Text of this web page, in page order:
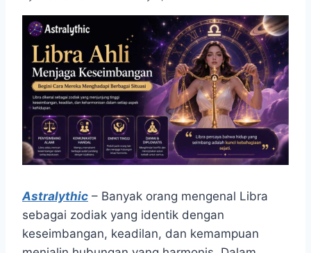
Astralythic – Banyak orang mengenal Libra
sebagai zodiak yang identik dengan
keseimbangan, keadilan, dan kemampuan